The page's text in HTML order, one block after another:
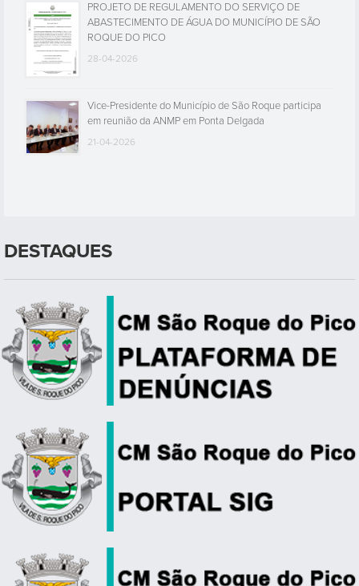
PROJETO DE REGULAMENTO DO SERVIÇO DE
ABASTECIMENTO DE ÁGUA DO MUNICÍPIO DE SÃO
ROQUE DO PICO
28-04-2026
Vice-Presidente do Município de São Roque participa
em reunião da ANMP em Ponta Delgada
21-04-2026
DESTAQUES